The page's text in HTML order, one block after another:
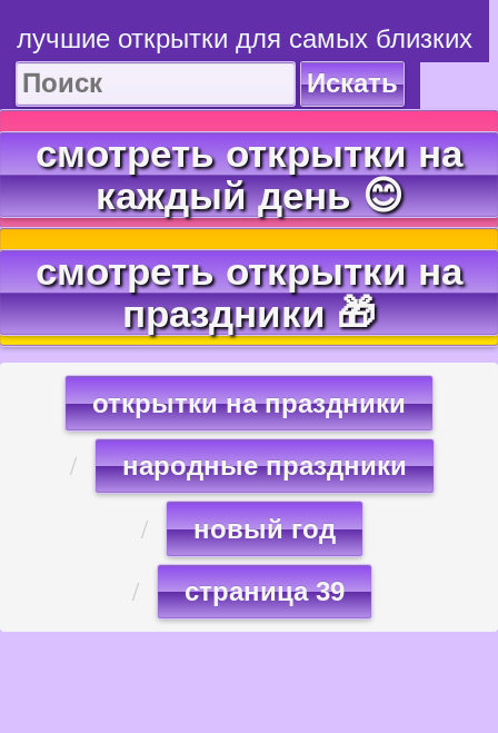
лучшие открытки для самых близких
Искать
смотреть открытки на
каждый день 😊
смотреть открытки на
праздники 🎁
открытки на праздники
народные праздники
новый год
страница 39